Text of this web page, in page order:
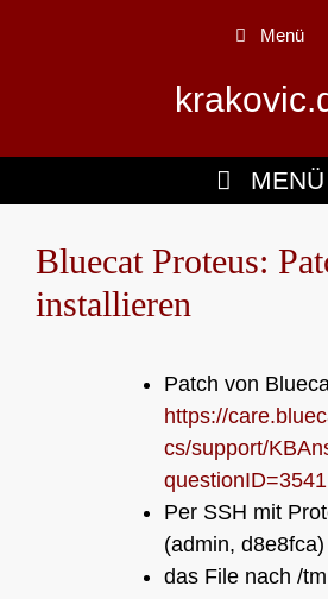
Menü
MENÜ
Bluecat Proteus:
installieren
Patch von
https://
cs/support/
questionID=3541
Per SSH mit
(admin, d8e8fca)
das File nach /